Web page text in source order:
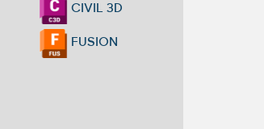
CIVIL 3D
FUSION